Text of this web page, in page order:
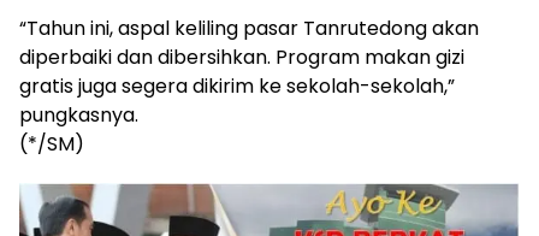
“Tahun ini, aspal keliling pasar Tanrutedong akan
diperbaiki dan dibersihkan. Program makan gizi
gratis juga segera dikirim ke sekolah-sekolah,”
pungkasnya.
(*/SM)